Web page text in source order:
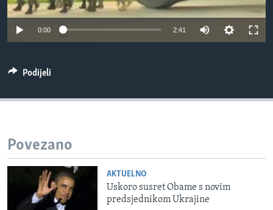
MAGAZIN
O GLASU AMERIKE
Learning English
PRATITE NAS
Jezici
0:00 2:41
Podijeli
Povezano
AKTUELNO
Uskoro susret Obame s novim
predsjednikom Ukrajine